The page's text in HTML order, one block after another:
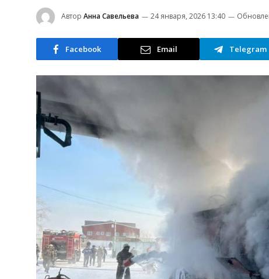
Автор Анна Савельева 24 января, 2026 13:40
Facebook Email Telegram